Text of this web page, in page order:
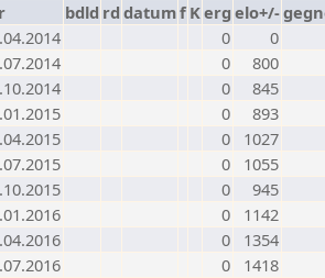
bdld rd datumf Kerg elo+/-
0
0
0
800
0
845
0
893
0
1027
0
1055
0
945
0
1142
0
1354
0
1418